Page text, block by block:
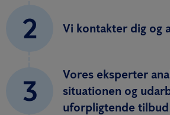
2 Vi kontakter dig og
3
Vores eksperter
situationen og
uforpligtende tilbud